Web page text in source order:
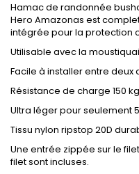
Hamac de randonnée
Hero Amazonas est
intégrée pour la protection
Utilisable avec la
Facile à installer entre
Résistance de charge 150 kg
Ultra léger pour seulement
Tissu nylon ripstop 20D
Une entrée zippée sur le
filet sont incluses.